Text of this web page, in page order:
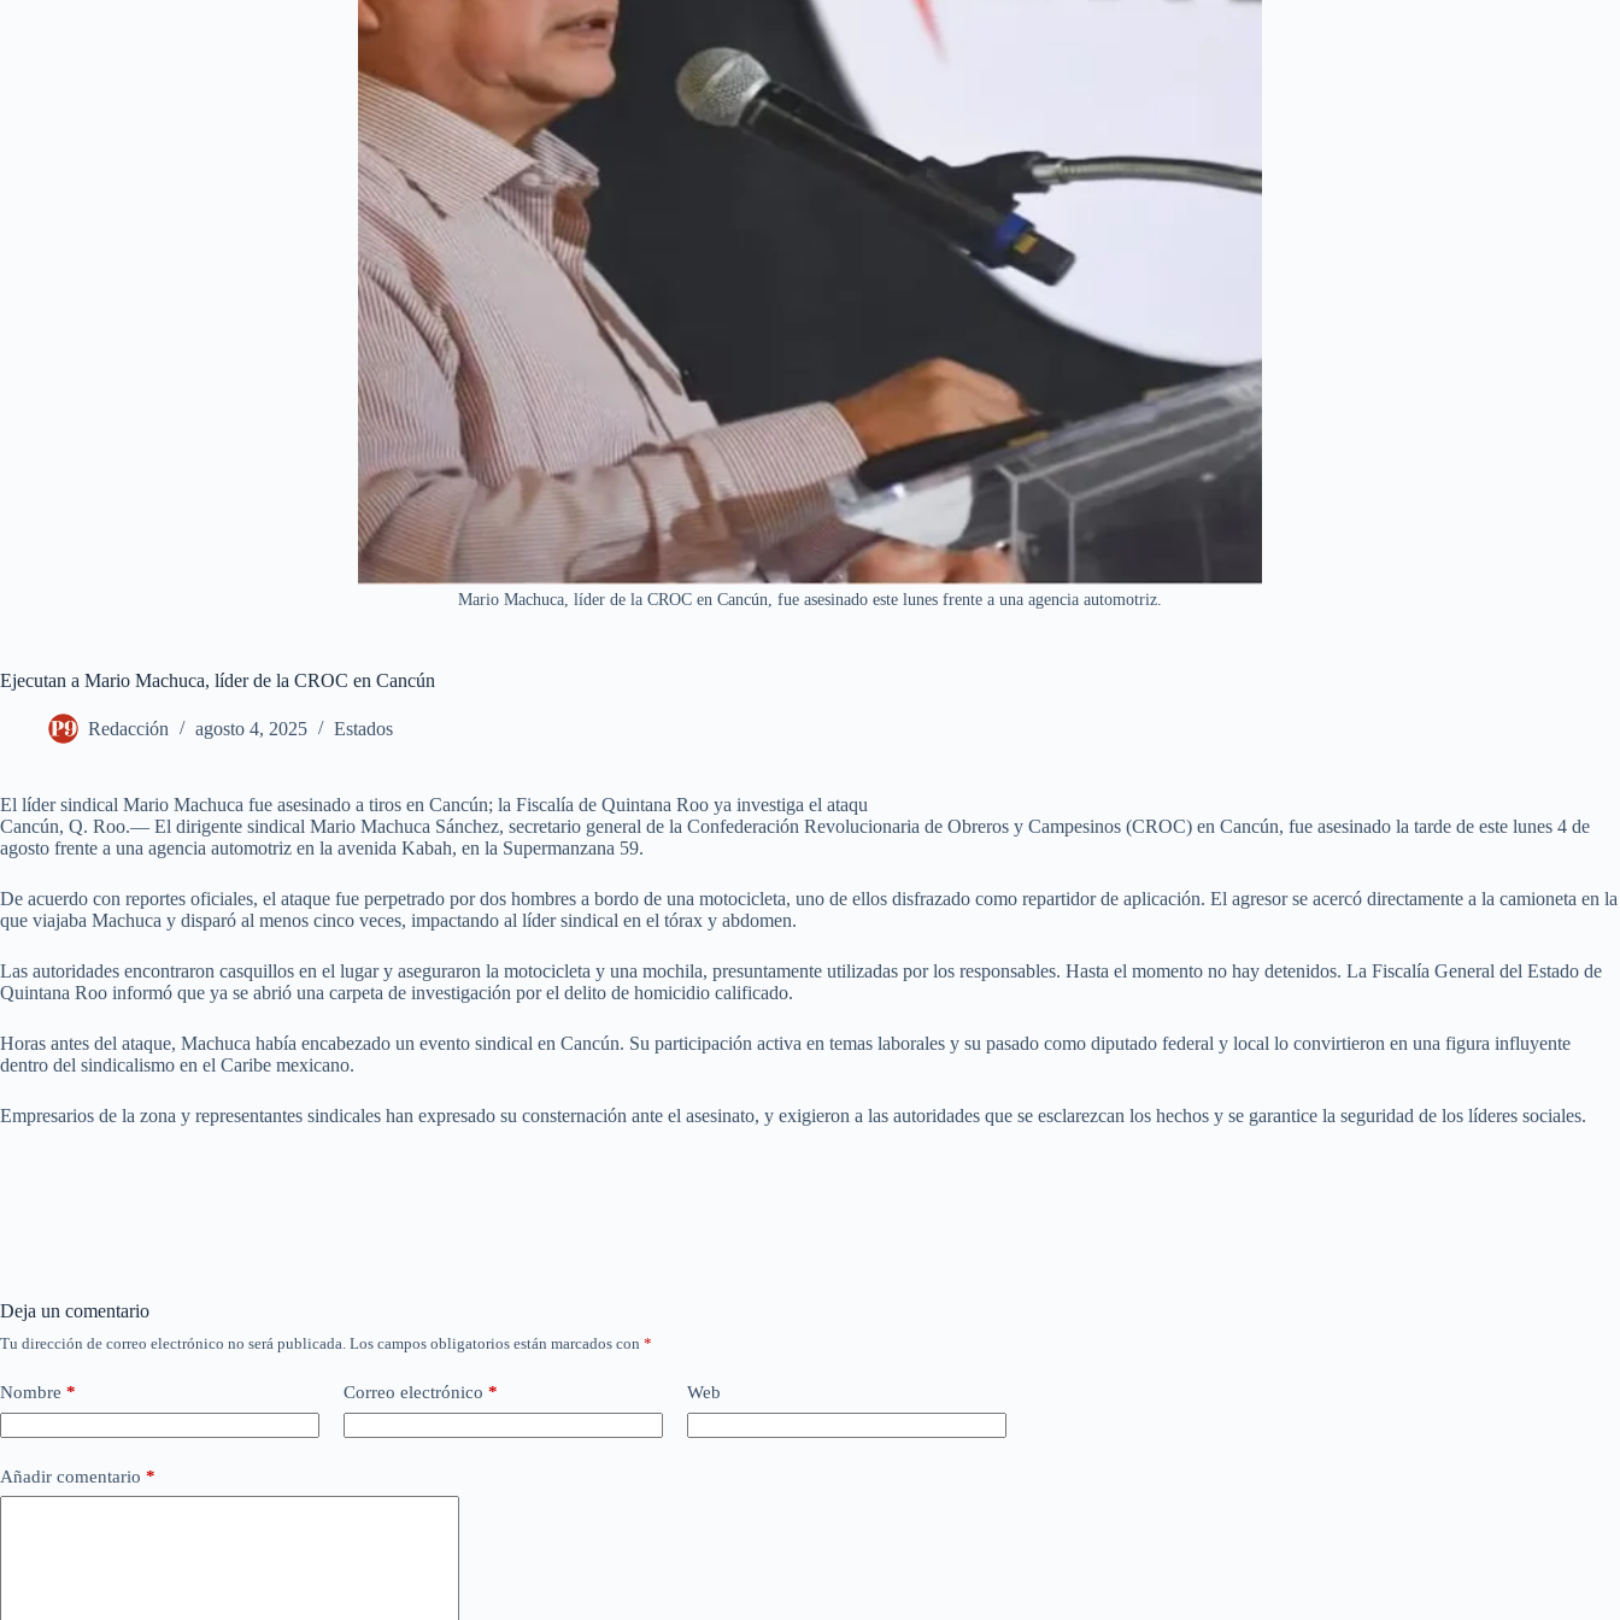
Mario Machuca, líder de la CROC en Cancún, fue asesinado este lunes frente a una agencia automotriz.
Ejecutan a Mario Machuca, líder de la CROC en Cancún
Redacción agosto 4, 2025 Estados
El líder sindical Mario Machuca fue asesinado a tiros en Cancún; la Fiscalía de Quintana Roo ya investiga el ataqu
Cancún, Q. Roo.— El dirigente sindical Mario Machuca Sánchez, secretario general de la Confederación Revolucionaria de Obreros y Campesinos (CROC) en Cancún, fue asesinado la tarde de este lunes 4 de
agosto frente a una agencia automotriz en la avenida Kabah, en la Supermanzana 59.
De acuerdo con reportes oficiales, el ataque fue perpetrado por dos hombres a bordo de una motocicleta, uno de ellos disfrazado como repartidor de aplicación. El agresor se acercó directamente a la camioneta en la
que viajaba Machuca y disparó al menos cinco veces, impactando al líder sindical en el tórax y abdomen.
Las autoridades encontraron casquillos en el lugar y aseguraron la motocicleta y una mochila, presuntamente utilizadas por los responsables. Hasta el momento no hay detenidos. La Fiscalía General del Estado de
Quintana Roo informó que ya se abrió una carpeta de investigación por el delito de homicidio calificado.
Horas antes del ataque, Machuca había encabezado un evento sindical en Cancún. Su participación activa en temas laborales y su pasado como diputado federal y local lo convirtieron en una figura influyente
dentro del sindicalismo en el Caribe mexicano.
Empresarios de la zona y representantes sindicales han expresado su consternación ante el asesinato, y exigieron a las autoridades que se esclarezcan los hechos y se garantice la seguridad de los líderes sociales.
Deja un comentario
Tu dirección de correo electrónico no será publicada. Los campos obligatorios están marcados con *
Nombre * Correo electrónico * Web
Añadir comentario *